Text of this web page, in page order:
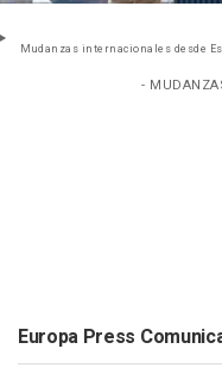
Mudanzas internacionales desde
-
Europa Press